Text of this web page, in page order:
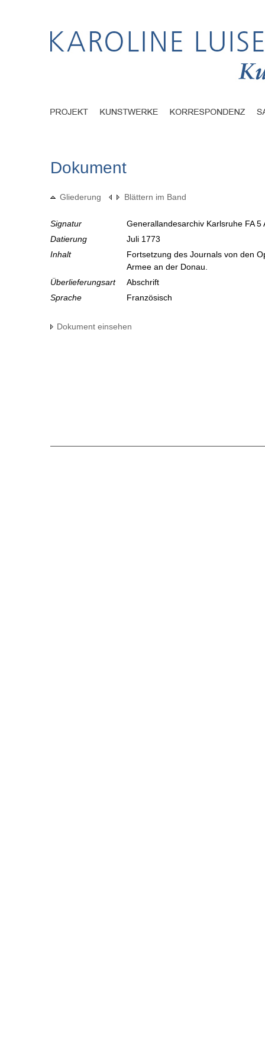
Dokument
Gliederung Blättern im Band
Signatur
Generallandesarchiv Karlsruhe FA
Datierung
Juli 1773
Inhalt
Fortsetzung des Journals von den
Armee an der Donau.
Überlieferungsart
Abschrift
Sprache
Französisch
Dokument einsehen